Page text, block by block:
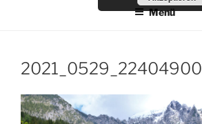
Menü
2021_0529_22404900